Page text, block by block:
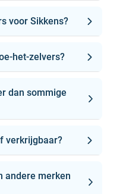
voor Sikkens?
het-zelvers?
dan sommige
verkrijgbaar?
andere merken